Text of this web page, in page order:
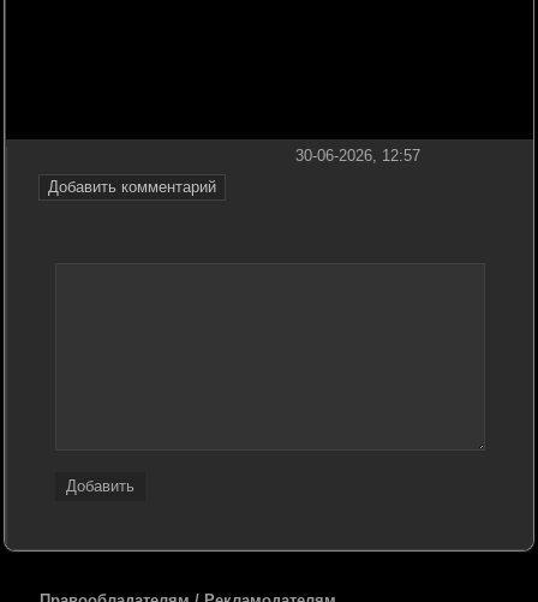
Добавить комментарий
30-06-2026, 12:57
Добавить